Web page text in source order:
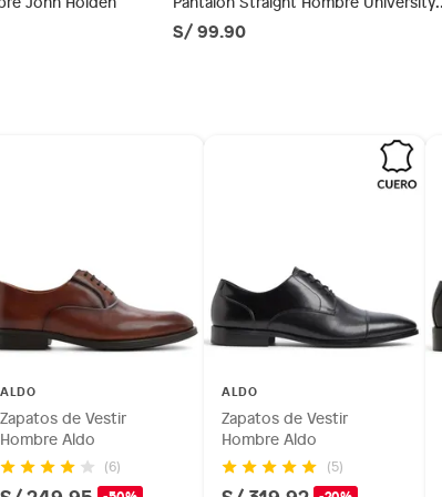
tecnología, línea blanca, colchones, muebles,
suplementos alimenticios, vitaminas.
Club
S/ 99.90
ALDO
Zapatos de Vestir
Hombre Aldo
(6)
ALDO
Zapatos de Vestir
Hombre Aldo
(5)